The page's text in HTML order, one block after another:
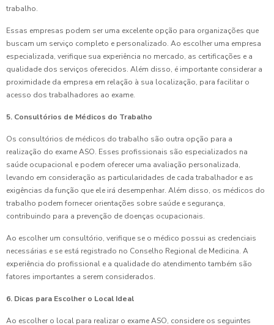
trabalho.
Essas empresas podem ser uma excelente opção para organizações que
buscam um serviço completo e personalizado. Ao escolher uma empresa
especializada, verifique sua experiência no mercado, as certificações e a
qualidade dos serviços oferecidos. Além disso, é importante considerar a
proximidade da empresa em relação à sua localização, para facilitar o
acesso dos trabalhadores ao exame.
5. Consultórios de Médicos do Trabalho
Os consultórios de médicos do trabalho são outra opção para a
realização do exame ASO. Esses profissionais são especializados na
saúde ocupacional e podem oferecer uma avaliação personalizada,
levando em consideração as particularidades de cada trabalhador e as
exigências da função que ele irá desempenhar. Além disso, os médicos do
trabalho podem fornecer orientações sobre saúde e segurança,
contribuindo para a prevenção de doenças ocupacionais.
Ao escolher um consultório, verifique se o médico possui as credenciais
necessárias e se está registrado no Conselho Regional de Medicina. A
experiência do profissional e a qualidade do atendimento também são
fatores importantes a serem considerados.
6. Dicas para Escolher o Local Ideal
Ao escolher o local para realizar o exame ASO, considere os seguintes